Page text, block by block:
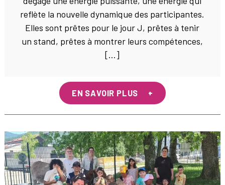
reflète la nouvelle dynamique des participantes.
Elles sont prêtes pour le jour J, prêtes à tenir
un stand, prêtes à montrer leurs compétences,
[…]
EN SAVOIR PLUS